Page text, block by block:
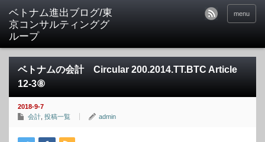
ベトナム進出ブログ/東
京コンサルティンググ
ループ
menu
ベトナムの会計 Circular 200.2014.TT.BTC Article
12-3⑧
2018-9-7
会計 投稿一覧 admin